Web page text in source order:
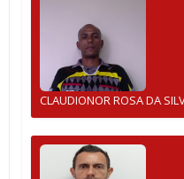
CLAUDIONOR ROSA DA